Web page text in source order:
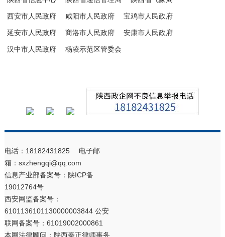
西安市人民政府 咸阳市人民政府 宝鸡市人民政府
延安市人民政府 商洛市人民政府 安康市人民政府
汉中市人民政府 杨凌示范区管委会
电话：18182431825 电子邮
箱：sxzhengqi@qq.com
信息产业部备案号： 陕ICP备
19012764号
西安网监备案号：
6101136101130000003844 公安
联网备案号：61019002000861
本网法律顾问：陕西秦正律师事务